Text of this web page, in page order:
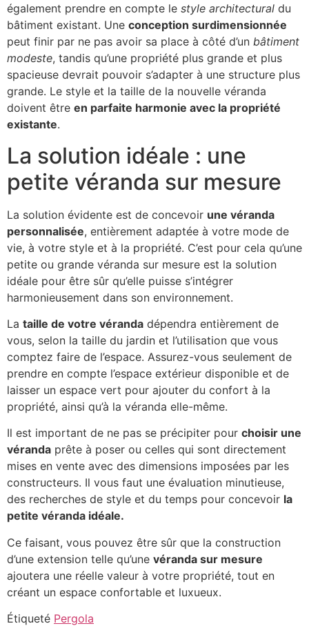
également prendre en compte le style architectural du
bâtiment existant. Une conception surdimensionnée
peut finir par ne pas avoir sa place à côté d’un bâtiment
modeste, tandis qu’une propriété plus grande et plus
spacieuse devrait pouvoir s’adapter à une structure plus
grande. Le style et la taille de la nouvelle véranda
doivent être en parfaite harmonie avec la propriété
existante.
La solution idéale : une
petite véranda sur mesure
La solution évidente est de concevoir une véranda
personnalisée, entièrement adaptée à votre mode de
vie, à votre style et à la propriété. C’est pour cela qu’une
petite ou grande véranda sur mesure est la solution
idéale pour être sûr qu’elle puisse s’intégrer
harmonieusement dans son environnement.
La taille de votre véranda dépendra entièrement de
vous, selon la taille du jardin et l’utilisation que vous
comptez faire de l’espace. Assurez-vous seulement de
prendre en compte l’espace extérieur disponible et de
laisser un espace vert pour ajouter du confort à la
propriété, ainsi qu’à la véranda elle-même.
Il est important de ne pas se précipiter pour choisir une
véranda prête à poser ou celles qui sont directement
mises en vente avec des dimensions imposées par les
constructeurs. Il vous faut une évaluation minutieuse,
des recherches de style et du temps pour concevoir la
petite véranda idéale.
Ce faisant, vous pouvez être sûr que la construction
d’une extension telle qu’une véranda sur mesure
ajoutera une réelle valeur à votre propriété, tout en
créant un espace confortable et luxueux.
Étiqueté Pergola